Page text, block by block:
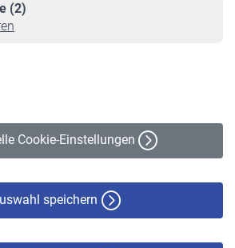
(2)
Cookie-Einstellungen
speichern